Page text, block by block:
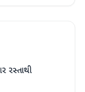
રસ્તાથી